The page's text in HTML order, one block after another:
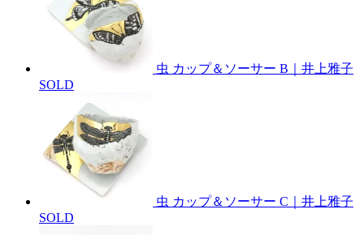
虫 カップ＆ソーサー B｜井上雅子
SOLD
虫 カップ＆ソーサー C｜井上雅子
SOLD